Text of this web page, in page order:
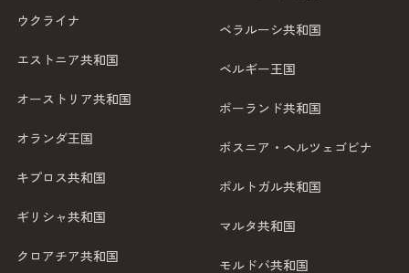
ウクライナ
エストニア共和国
オーストリア共和国
オランダ王国
キプロス共和国
ギリシャ共和国
クロアチア共和国
ベラルーシ共和国
ベルギー王国
ポーランド共和国
ボスニア・ヘルツェゴビナ
ポルトガル共和国
マルタ共和国
モルドバ共和国